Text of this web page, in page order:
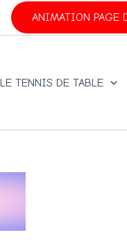
ANIMATION PAGE
LE TENNIS DE TABLE